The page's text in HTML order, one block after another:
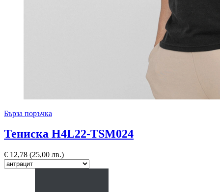
Бърза поръчка
Тениска H4L22-TSM024
€ 12,78 (25,00 лв.)